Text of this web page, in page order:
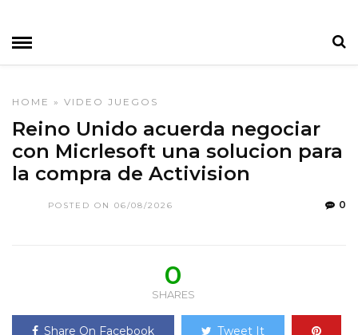
HOME » VIDEO JUEGOS
Reino Unido acuerda negociar
con Micrlesoft una solucion para
la compra de Activision
POSTED ON 06/08/2026 0
0
SHARES
Share On Facebook Tweet It